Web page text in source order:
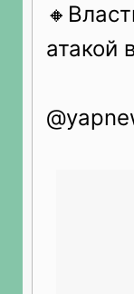
атакой